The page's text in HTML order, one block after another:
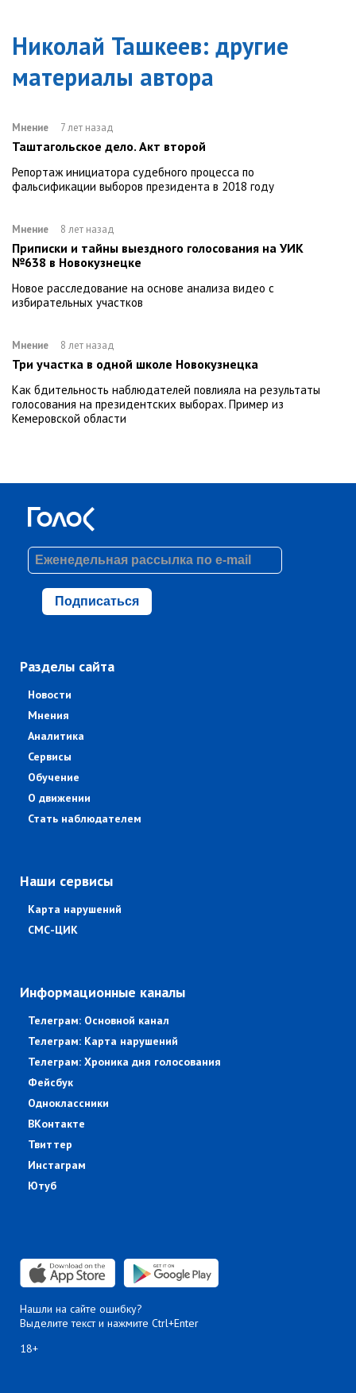
Николай Ташкеев: другие
материалы автора
Мнение 7 лет назад
Таштагольское дело. Акт второй
Репортаж инициатора судебного процесса по
фальсификации выборов президента в 2018 году
Мнение 8 лет назад
Приписки и тайны выездного голосования на УИК
№638 в Новокузнецке
Новое расследование на основе анализа видео с
избирательных участков
Мнение 8 лет назад
Три участка в одной школе Новокузнецка
Как бдительность наблюдателей повлияла на результаты
голосования на президентских выборах. Пример из
Кемеровской области
Подписаться
Разделы сайта
Новости
Мнения
Аналитика
Сервисы
Обучение
О движении
Стать наблюдателем
Наши сервисы
Карта нарушений
СМС-ЦИК
Информационные каналы
Телеграм: Основной канал
Телеграм: Карта нарушений
Телеграм: Хроника дня голосования
Фейсбук
Одноклассники
ВКонтакте
Твиттер
Инстаграм
Ютуб
Нашли на сайте ошибку?
Выделите текст и нажмите Ctrl+Enter
18+